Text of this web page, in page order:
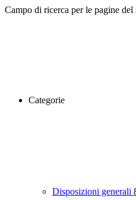
Campo di ricerca per le pagine del
Categorie
Disposizioni generali